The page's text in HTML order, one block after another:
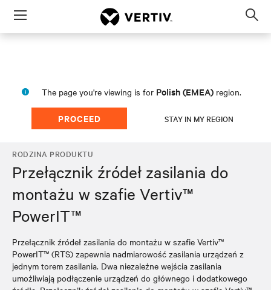
Menu
The page you're viewing is for Polish (EMEA) region.
PROCEED STAY IN MY REGION
RODZINA PRODUKTU
Przełącznik źródeł zasilania do
montażu w szafie Vertiv™
PowerIT™
Przełącznik źródeł zasilania do montażu w szafie Vertiv™
PowerIT™ (RTS) zapewnia nadmiarowość zasilania urządzeń z
jednym torem zasilania. Dwa niezależne wejścia zasilania
umożliwiają podłączenie urządzeń do głównego i dodatkowego